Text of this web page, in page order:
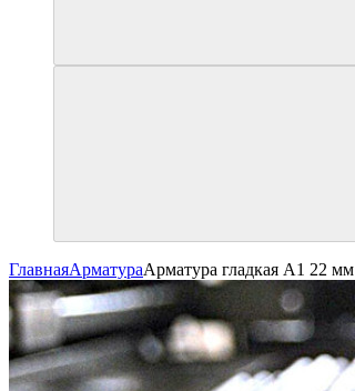
ГлавнаяАрматураАрматура гладкая А1 22 мм